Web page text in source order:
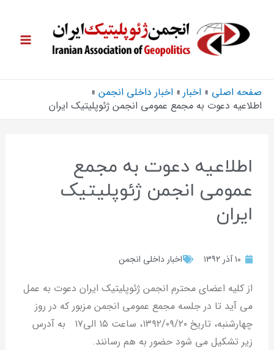
صفحه اصلی اخبار
اخبار داخلی انجمن
اطلاعیه دعوت به مجمع عمومی انجمن ژئوپلیتیک ایران
اطلاعیه دعوت به مجمع
عمومی انجمن ژئوپلیتیک
ایران
۱۰ آذر ۱۳۹۲ اخبار داخلی انجمن
از کلیه اعضای محترم انجمن ژئوپلیتیک ایران دعوت به عمل
می آید تا در جلسه مجمع عمومی انجمن مزبور که در روز
چهارشنبه، تاریخ ۱۳۹۲/۰۹/۲۰، ساعت ۱۵ الی۱۷ به آدرس
زیر تشکیل می شود حضور به هم رسانند.